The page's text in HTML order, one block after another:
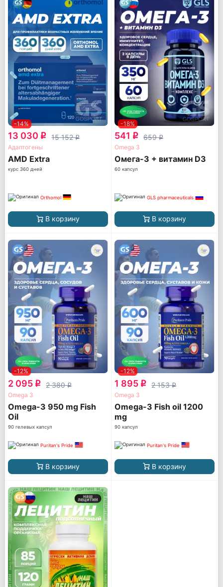
-14%
13 030 q 15 152q
Адаптогены
AМD Extra
курс 360 дней
Orthomol
В корзину
-18%
541 q 659q
Omega 3
Омега-3 + витамин D3
60 капсул
GLS pharmaceuticals
В корзину
-12%
2 095 q 2 380q
Omega 3
Omega-3 950 mg Fish
Oil
90 гелевых капсул
Puritan's Pride
В корзину
-12%
1 895 q 2 153q
Omega 3
Omega-3 Fish oil 1200
mg
90 капсул
Puritan's Pride
В корзину